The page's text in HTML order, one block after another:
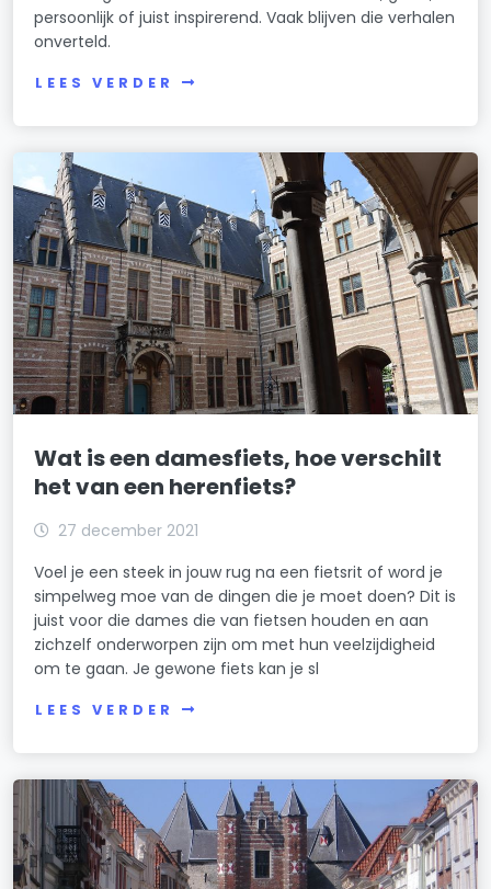
persoonlijk of juist inspirerend. Vaak blijven die verhalen
onverteld.
LEES VERDER
Wat is een damesfiets, hoe verschilt
het van een herenfiets?
27 december 2021
Voel je een steek in jouw rug na een fietsrit of word je
simpelweg moe van de dingen die je moet doen? Dit is
juist voor die dames die van fietsen houden en aan
zichzelf onderworpen zijn om met hun veelzijdigheid
om te gaan. Je gewone fiets kan je sl
LEES VERDER